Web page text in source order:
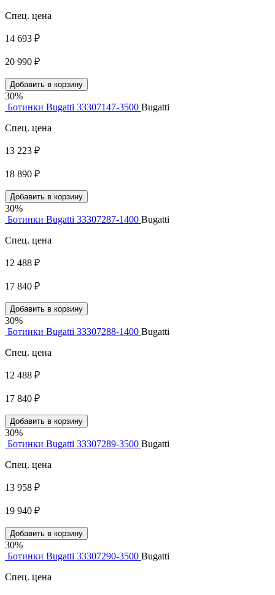
Спец. цена
14 693 ₽
20 990 ₽
Добавить в корзину
30%
Ботинки Bugatti 33307147-3500 Bugatti
Спец. цена
13 223 ₽
18 890 ₽
Добавить в корзину
30%
Ботинки Bugatti 33307287-1400 Bugatti
Спец. цена
12 488 ₽
17 840 ₽
Добавить в корзину
30%
Ботинки Bugatti 33307288-1400 Bugatti
Спец. цена
12 488 ₽
17 840 ₽
Добавить в корзину
30%
Ботинки Bugatti 33307289-3500 Bugatti
Спец. цена
13 958 ₽
19 940 ₽
Добавить в корзину
30%
Ботинки Bugatti 33307290-3500 Bugatti
Спец. цена